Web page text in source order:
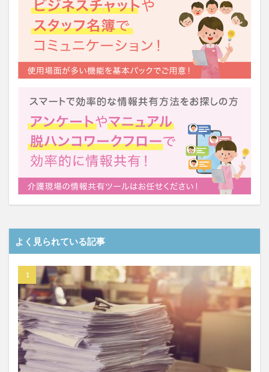
よく見られている記事
マスキングテープ
マスク
マズローの5段階欲求説
マニュアル
ミディアム
ミヤビー宮の森
やさしい手
ゆめのたね
ゆめのため
リアルデータプラットフォーム
リンレイテープ
レクリエーション
レセプト請求
ロングヘアー
一般社団法人全国介護支援協会
予防
事業運営 人事考課
人事評価
人員配置基準
人材採用
プラナス株式会社
フォーユー
スマホ活用
ディフェンス
セミナー
タイムカード
タオル
ダレタメすぎと
タレントマネジメント
チーム
チアケアズ
ちぎっ手アート
ファクタリング
ドラえもん
ナノファイバー
ナノファイバーマスク
ニコカレ
パーカー
ハビットトラッカー
パラマウントベッド
ハレルベースアリマツ
パンツ
ハンドクリーム
ハンドソープ
ビジネスマインド
ひび